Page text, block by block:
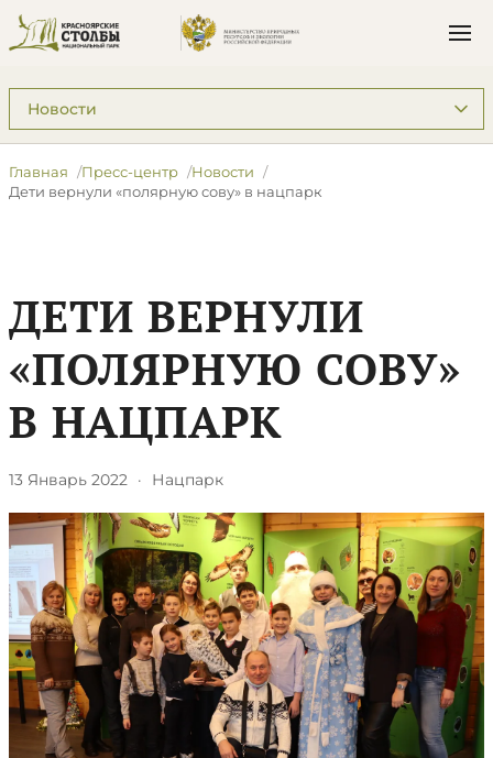
Подразделы: Пресс-центр
Главная Пресс-центр
Новости
Дети вернули «полярную сову» в нацпарк
ДЕТИ ВЕРНУЛИ
«ПОЛЯРНУЮ СОВУ»
В НАЦПАРК
13 Январь 2022 · Нацпарк